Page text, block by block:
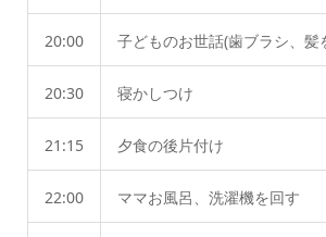
20:00 子どものお世話(歯ブラシ、髪
20:30 寝かしつけ
21:15 夕食の後片付け
22:00 ママお風呂、洗濯機を回す